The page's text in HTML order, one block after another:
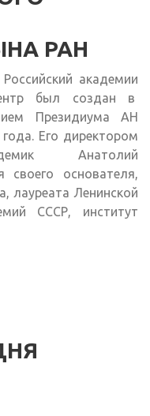
РАН
академии
был создан в
Президиума АН
Его директором
Анатолий
основателя,
лауреата Ленинской
СССР, институт